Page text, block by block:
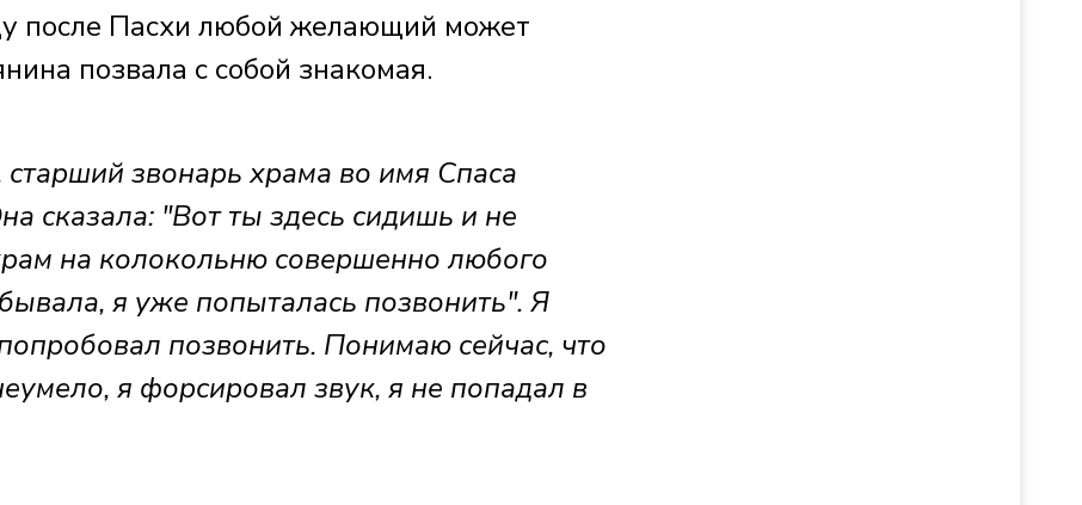
после Пасхи любой желающий может
позвала с собой знакомая.
звонарь храма во имя Спаса
сказала: "Вот ты здесь сидишь и не
на колокольню совершенно любого
я уже попыталась позвонить". Я
позвонить. Понимаю сейчас, что
я форсировал звук, я не попадал в